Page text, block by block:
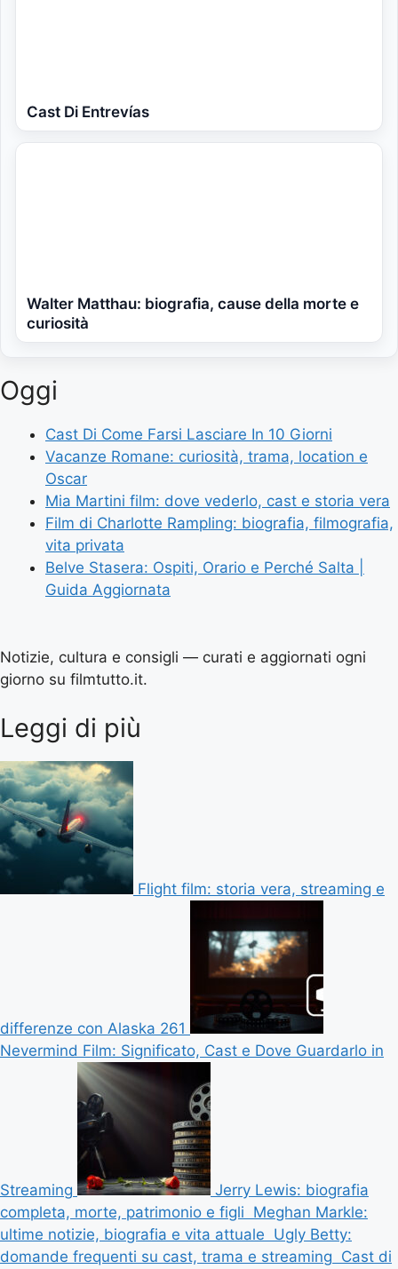
Cast Di Entrevías
Walter Matthau: biografia, cause della morte e
curiosità
Oggi
Cast Di Come Farsi Lasciare In 10 Giorni
Vacanze Romane: curiosità, trama, location e
Oscar
Mia Martini film: dove vederlo, cast e storia vera
Film di Charlotte Rampling: biografia, filmografia,
vita privata
Belve Stasera: Ospiti, Orario e Perché Salta |
Guida Aggiornata
Notizie, cultura e consigli — curati e aggiornati ogni
giorno su filmtutto.it.
Leggi di più
Flight film: storia vera, streaming e
differenze con Alaska 261
Nevermind Film: Significato, Cast e Dove Guardarlo in
Streaming
Jerry Lewis: biografia
completa, morte, patrimonio e figli Meghan Markle:
ultime notizie, biografia e vita attuale Ugly Betty:
domande frequenti su cast, trama e streaming Cast di